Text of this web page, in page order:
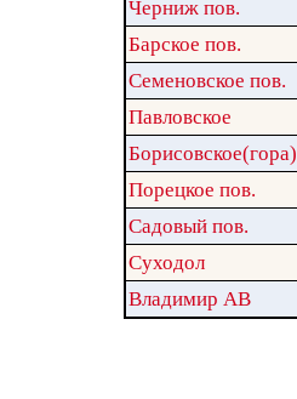
Черниж пов.
Барское пов.
Семеновское пов.
Павловское
Борисовское(гора)
Порецкое пов.
Садовый пов.
Суходол
Владимир АВ